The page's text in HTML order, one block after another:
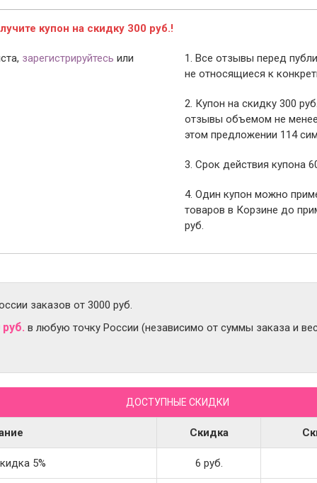
купон на скидку 300 руб.!
зарегистрируйтесь или
1. Все отзывы перед
не относящиеся к
2. Купон на скидку 300
отзывы объемом не
этом предложении 114
3. Срок действия купона
4. Один купон можно
товаров в Корзине до
руб.
заказов от 3000 руб.
в любую точку России (независимо от суммы заказа и
ДОСТУПНЫЕ СКИДКИ
Скидка
5% 6 руб.